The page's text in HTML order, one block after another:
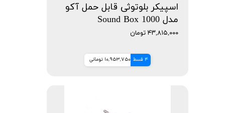
اسپیکر بلوتوثی قابل حمل آکو
مدل Sound Box 1000
۴۳,۸۱۵,۰۰۰ تومان
4 قسط 10,953,750 تومانی